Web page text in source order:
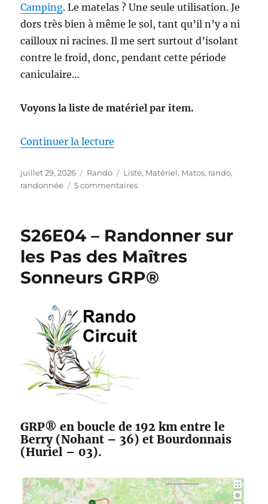
Camping. Le matelas ? Une seule utilisation. Je
dors très bien à même le sol, tant qu’il n’y a ni
cailloux ni racines. Il me sert surtout d’isolant
contre le froid, donc, pendant cette période
caniculaire…
Voyons la liste de matériel par item.
Continuer la lecture
Publié
le
juillet 29, 2026 Catégories
Rando Étiquettes
Liste, Matériel, Matos, rando,
randonnée
5 commentairessur
la
:
sur
les
S26E04 – Randonner sur
les Pas des Maîtres
Sonneurs GRP®
GRP® en boucle de 192 km entre le
Berry (Nohant – 36) et Bourdonnais
(Huriel – 03).